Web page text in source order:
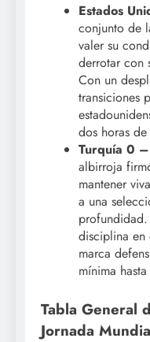
Estados
conjunto de
valer su
derrotar con
Con un
transiciones
dos horas
Turquía 0
albirroja
mantener
a una
disciplina en
marca
mínima
Tabla General
Jornada